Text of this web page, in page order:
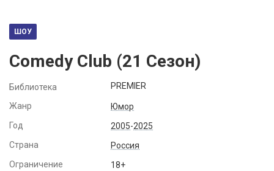
Радио
Спутниковым абонентам
О сайте
ШОУ
Comedy Club (21 Сезон)
Библиотека PREMIER
Жанр
Юмор
Год
2005-2025
Страна
Россия
Ограничение
18+